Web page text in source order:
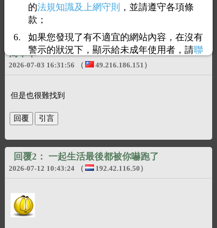
回覆1：能一起面對生活，能一起迎接未來，簡
簡單單
2026-07-03 16:31:56 （ 49.216.186.151）
但是也很難找到
回覆2： 一起生活最後都被你嚇跑了
2026-07-12 10:43:24 （ 192.42.116.50）
的法規知識及上網守則
，並請遵守各項條
款；
如果您發現了有不適宜的網站內容，在沒有
警示的狀況下，顯示給未成年使用者，請聯
絡我們，謝謝您的合作。